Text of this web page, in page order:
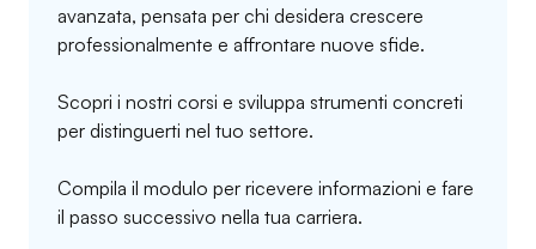
avanzata, pensata per chi desidera crescere
professionalmente e affrontare nuove sfide.
Scopri i nostri corsi e sviluppa strumenti concreti
per distinguerti nel tuo settore.
Compila il modulo per ricevere informazioni e fare
il passo successivo nella tua carriera.